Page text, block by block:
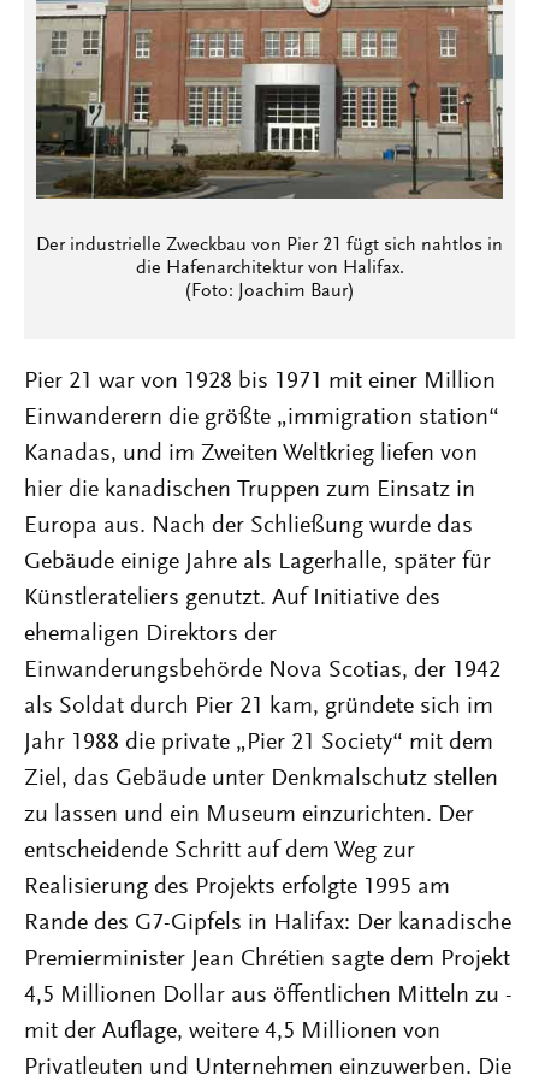
Der industrielle Zweckbau von Pier 21 fügt sich nahtlos in
die Hafenarchitektur von Halifax.
(Foto: Joachim Baur)
Pier 21 war von 1928 bis 1971 mit einer Million
Einwanderern die größte „immigration station“
Kanadas, und im Zweiten Weltkrieg liefen von
hier die kanadischen Truppen zum Einsatz in
Europa aus. Nach der Schließung wurde das
Gebäude einige Jahre als Lagerhalle, später für
Künstlerateliers genutzt. Auf Initiative des
ehemaligen Direktors der
Einwanderungsbehörde Nova Scotias, der 1942
als Soldat durch Pier 21 kam, gründete sich im
Jahr 1988 die private „Pier 21 Society“ mit dem
Ziel, das Gebäude unter Denkmalschutz stellen
zu lassen und ein Museum einzurichten. Der
entscheidende Schritt auf dem Weg zur
Realisierung des Projekts erfolgte 1995 am
Rande des G7-Gipfels in Halifax: Der kanadische
Premierminister Jean Chrétien sagte dem Projekt
4,5 Millionen Dollar aus öffentlichen Mitteln zu -
mit der Auflage, weitere 4,5 Millionen von
Privatleuten und Unternehmen einzuwerben. Die